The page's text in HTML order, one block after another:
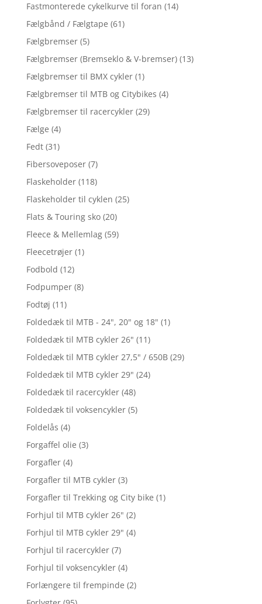
Fastmonterede cykelkurve til foran (14)
Fælgbånd / Fælgtape (61)
Fælgbremser (5)
Fælgbremser (Bremseklo & V-bremser) (13)
Fælgbremser til BMX cykler (1)
Fælgbremser til MTB og Citybikes (4)
Fælgbremser til racercykler (29)
Fælge (4)
Fedt (31)
Fibersoveposer (7)
Flaskeholder (118)
Flaskeholder til cyklen (25)
Flats & Touring sko (20)
Fleece & Mellemlag (59)
Fleecetrøjer (1)
Fodbold (12)
Fodpumper (8)
Fodtøj (11)
Foldedæk til MTB - 24", 20" og 18" (1)
Foldedæk til MTB cykler 26" (11)
Foldedæk til MTB cykler 27,5" / 650B (29)
Foldedæk til MTB cykler 29" (24)
Foldedæk til racercykler (48)
Foldedæk til voksencykler (5)
Foldelås (4)
Forgaffel olie (3)
Forgafler (4)
Forgafler til MTB cykler (3)
Forgafler til Trekking og City bike (1)
Forhjul til MTB cykler 26" (2)
Forhjul til MTB cykler 29" (4)
Forhjul til racercykler (7)
Forhjul til voksencykler (4)
Forlængere til frempinde (2)